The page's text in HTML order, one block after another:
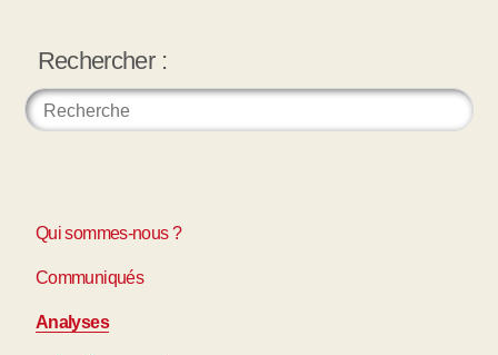
Rechercher :
Qui sommes-nous ?
Communiqués
Analyses